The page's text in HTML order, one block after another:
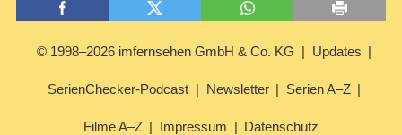
© 1998–2026 imfernsehen GmbH & Co. KG Updates
SerienChecker-Podcast Newsletter Serien A–Z
Filme A–Z Impressum Datenschutz